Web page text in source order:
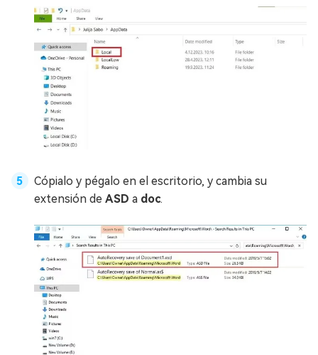
Cópialo y pégalo en el escritorio, y cambia su
extensión de ASD a doc.